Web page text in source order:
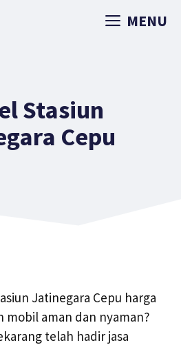
MENU
Stasiun
Cepu
Jatinegara Cepu harga
aman dan nyaman?
telah hadir jasa